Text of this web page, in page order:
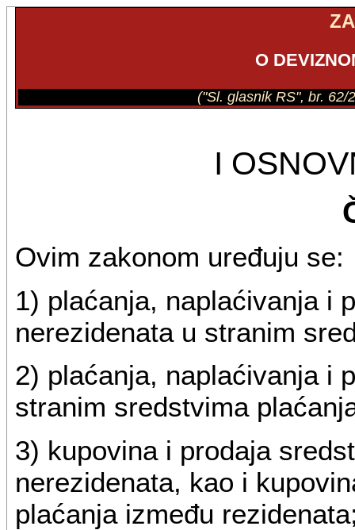
O
("Sl. glasnik RS", br. 62/
I
Ovim zakonom uređuju se:
1) plaćanja, naplaćivanja i
nerezidenata u stranim
2) plaćanja, naplaćivanja i
stranim sredstvima
3) kupovina i prodaja
nerezidenata, kao i
plaćanja između